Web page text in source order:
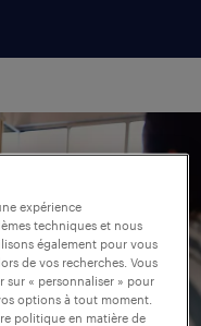
expérience
techniques et nous
également pour vous
de vos recherches. Vous
sur « personnaliser » pour
options à tout moment.
politique en matière de